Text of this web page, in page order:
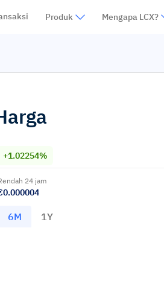
Produk Mengapa LCX?
+1.02254%
24 jam
6M 1Y